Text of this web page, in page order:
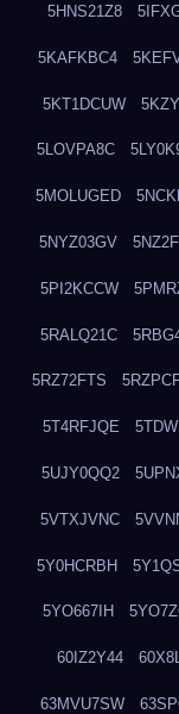
5HNS21Z8
5KAFKBC4
5KT1DCUW
5LOVPA8C
5MOLUGED
5NYZ03GV
5PI2KCCW
5RALQ21C
5RZ72FTS
5T4RFJQE
5UJY0QQ2
5VTXJVNC
5Y0HCRBH
5YO667IH
60IZ2Y44
63MVU7SW